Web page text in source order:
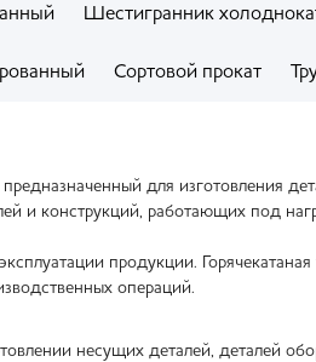
Шестигранник
Сортовой прокат
для изготовления
и конструкций, работающих под
продукции.
операций.
несущих деталей, деталей